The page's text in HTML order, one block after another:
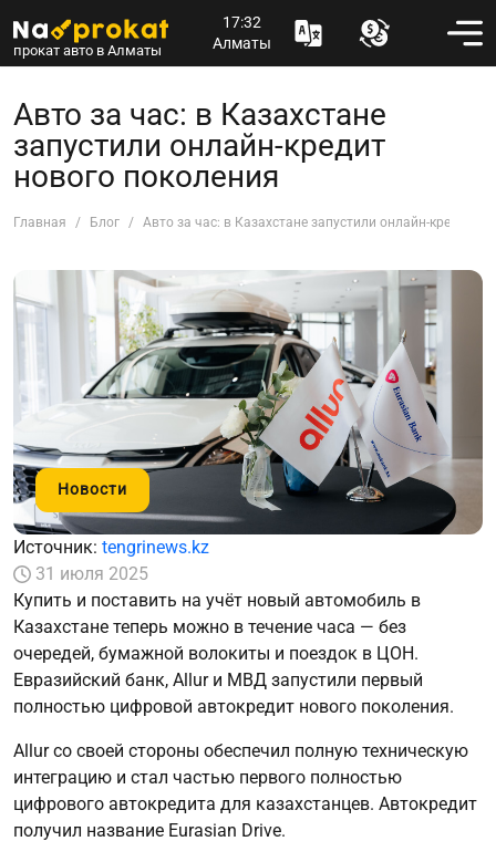
прокат авто в Алматы
17:32
Алматы
Авто за час: в Казахстане
запустили онлайн-кредит
нового поколения
Главная Блог Авто за час: в Казахстане запустили онлайн-кредит
Новости
Источник: tengrinews.kz
31 июля 2025
Купить и поставить на учёт новый автомобиль в
Казахстане теперь можно в течение часа — без
очередей, бумажной волокиты и поездок в ЦОН.
Евразийский банк, Allur и МВД запустили первый
полностью цифровой автокредит нового поколения.
Allur со своей стороны обеспечил полную техническую
интеграцию и стал частью первого полностью
цифрового автокредита для казахстанцев. Автокредит
получил название Eurasian Drive.